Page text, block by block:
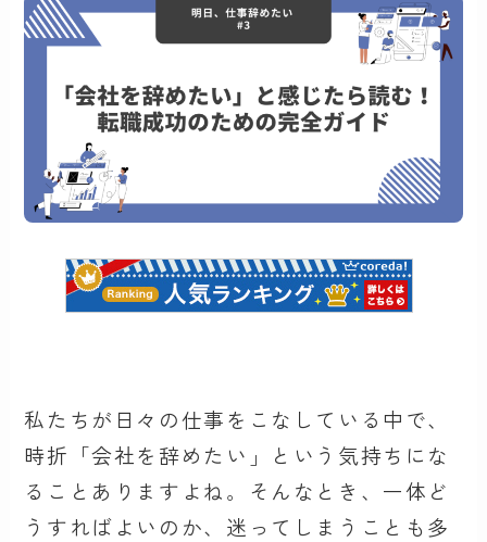
私たちが日々の仕事をこなしている中で、
時折「会社を辞めたい」という気持ちにな
ることありますよね。そんなとき、一体ど
うすればよいのか、迷ってしまうことも多